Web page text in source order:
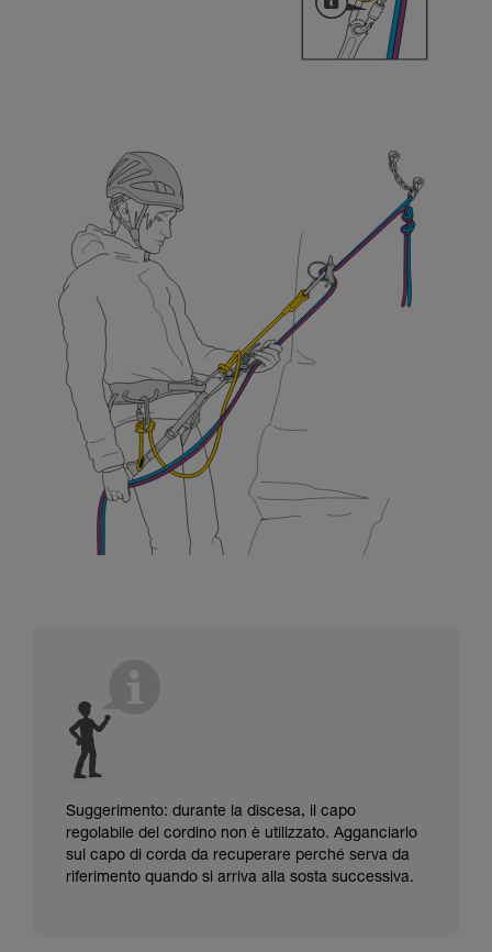
Suggerimento: durante la discesa, il capo
regolabile del cordino non è utilizzato. Agganciarlo
sul capo di corda da recuperare perché serva da
riferimento quando si arriva alla sosta successiva.